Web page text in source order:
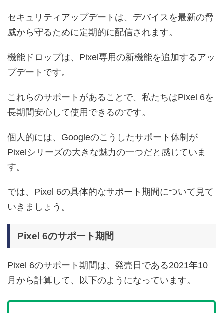
セキュリティアップデートは、デバイスを最新の脅
威から守るために定期的に配信されます。
機能ドロップは、Pixel専用の新機能を追加するアッ
プデートです。
これらのサポートがあることで、私たちはPixel 6を
長期間安心して使用できるのです。
個人的には、Googleのこうしたサポート体制が
Pixelシリーズの大きな魅力の一つだと感じていま
す。
では、Pixel 6の具体的なサポート期間について見て
いきましょう。
Pixel 6のサポート期間
Pixel 6のサポート期間は、発売日である2021年10
月から計算して、以下のようになっています。